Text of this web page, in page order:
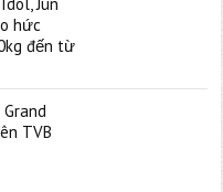
hức
đến từ
TVB